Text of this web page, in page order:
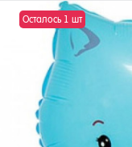
Осталось 1 шт